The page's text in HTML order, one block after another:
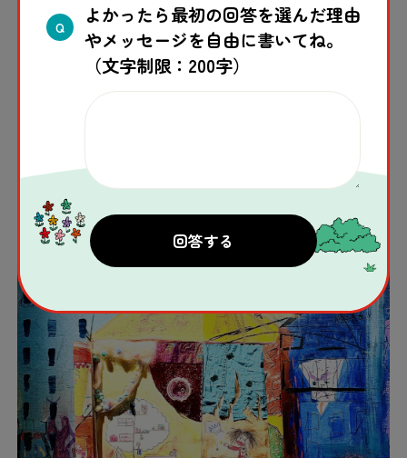
sunnyさん（7歳）
Q
よかったら最初の回答を選んだ理由
やメッセージを自由に書いてね。
（文字制限：200字）